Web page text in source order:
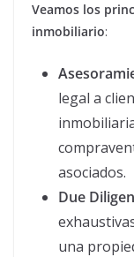
Veamos los
inmobiliario:
legal a
asociados.
Due
una